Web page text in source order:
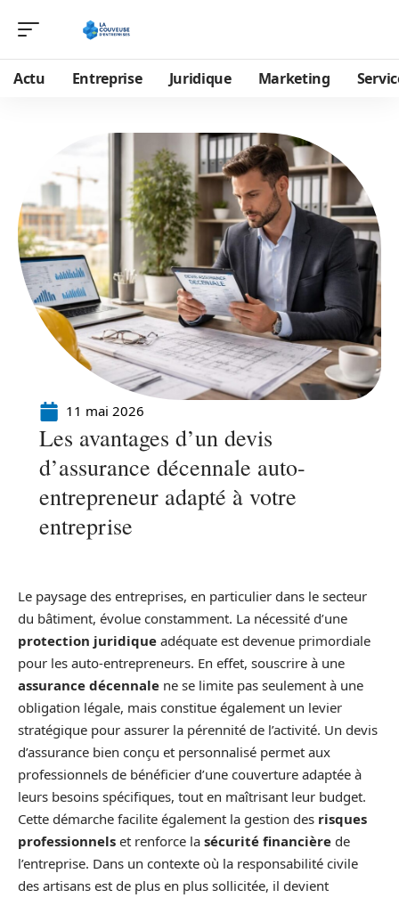
Actu Entreprise Juridique Marketing
11 mai 2026
Les avantages d’un devis
d’assurance décennale auto-
entrepreneur adapté à votre
entreprise
Le paysage des entreprises, en particulier dans le secteur
du bâtiment, évolue constamment. La nécessité d’une
protection juridique adéquate est devenue primordiale
pour les auto-entrepreneurs. En effet, souscrire à une
assurance décennale ne se limite pas seulement à une
obligation légale, mais constitue également un levier
stratégique pour assurer la pérennité de l’activité. Un devis
d’assurance bien conçu et personnalisé permet aux
professionnels de bénéficier d’une couverture adaptée à
leurs besoins spécifiques, tout en maîtrisant leur budget.
Cette démarche facilite également la gestion des risques
professionnels et renforce la sécurité financière de
l’entreprise. Dans un contexte où la responsabilité civile
des artisans est de plus en plus sollicitée, il devient